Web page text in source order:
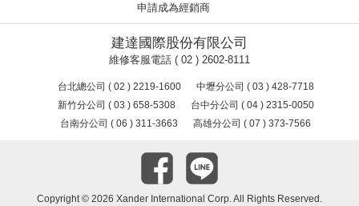
申請成為經銷商
建達國際股份有限公司
維修客服電話 ( 02 ) 2602-8111
台北總公司 ( 02 ) 2219-1600
中壢分公司 ( 03 ) 428-7718
新竹分公司 ( 03 ) 658-5308
台中分公司 ( 04 ) 2315-0050
台南分公司 ( 06 ) 311-3663
高雄分公司 ( 07 ) 373-7566
Copyright © 2026 Xander International Corp. All Rights Reserved.